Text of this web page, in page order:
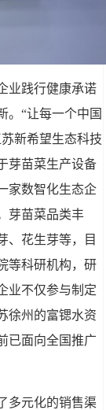
业践行健康承诺
。“让每一个中国
新希望生态科技
芽苗菜生产设备
家数智化生态企
芽苗菜品类丰
、花生芽等，目
等科研机构，研
业不仅参与制定
徐州的富锶水资
已面向全国推广
多元化的销售渠